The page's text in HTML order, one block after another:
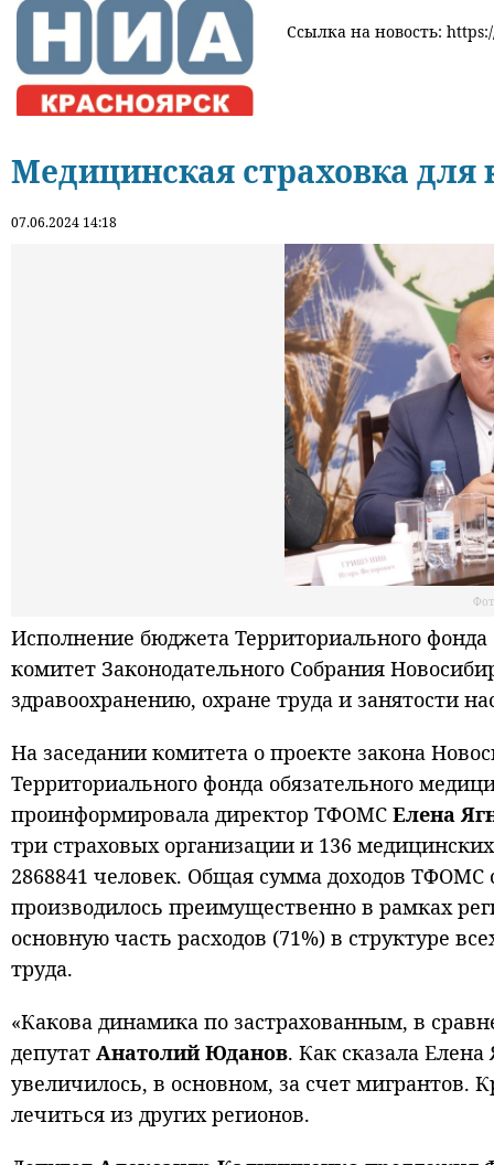
Ссылка на новость:
Медицинская страховка для
07.06.2024 14:18
Исполнение бюджета Территориального фонда
комитет Законодательного Собрания
здравоохранению, охране труда и занятости
На заседании комитета о проекте закона
Территориального фонда обязательного
проинформировала директор ТФОМС Елена
три страховых организации и 136
2868841 человек. Общая сумма доходов ТФОМС
производилось преимущественно в рамках
основную часть расходов (71%) в структуре
труда.
«Какова динамика по застрахованным, в
депутат Анатолий Юданов. Как сказала
увеличилось, в основном, за счет мигрантов.
лечиться из других регионов.